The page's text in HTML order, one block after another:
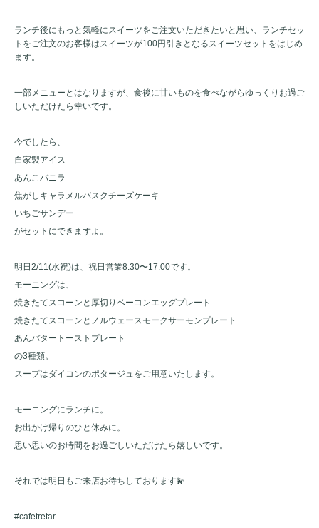
ランチ後にもっと気軽にスイーツをご注文いただきたいと思い、ランチセッ
トをご注文のお客様はスイーツが100円引きとなるスイーツセットをはじめ
ます。
一部メニューとはなりますが、食後に甘いものを食べながらゆっくりお過ご
しいただけたら幸いです。
今でしたら、
自家製アイス
あんこバニラ
焦がしキャラメルバスクチーズケーキ
いちごサンデー
がセットにできますよ。
明日2/11(水祝)は、祝日営業8:30〜17:00です。
モーニングは、
焼きたてスコーンと厚切りベーコンエッグプレート
焼きたてスコーンとノルウェースモークサーモンプレート
あんバタートーストプレート
の3種類。
スープはダイコンのポタージュをご用意いたします。
モーニングにランチに。
お出かけ帰りのひと休みに。
思い思いのお時間をお過ごしいただけたら嬉しいです。
それでは明日もご来店お待ちしております💫
#cafetretar